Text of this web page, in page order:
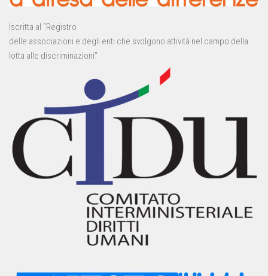
Iscritta al “Registro
delle associazioni e degli enti che svolgono attività nel campo della
lotta alle discriminazioni”